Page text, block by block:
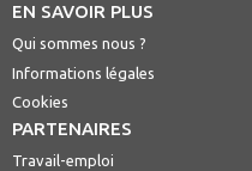
EN SAVOIR PLUS
Qui sommes nous ?
Informations légales
Cookies
PARTENAIRES
Travail-emploi